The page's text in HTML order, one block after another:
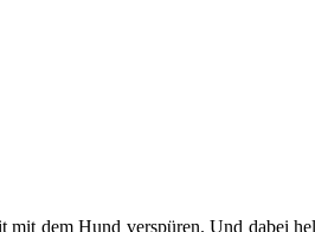
dem Hund verspüren. Und dabei